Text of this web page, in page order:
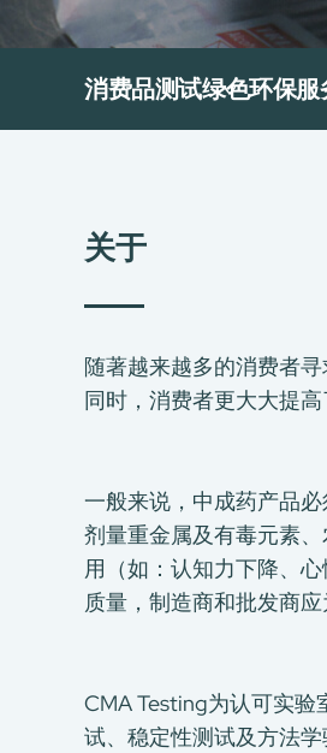
消费品测试绿色环保服
关于
随著越来越多的消费者
同时，消费者更大大提
一般来说，中成药产品
剂量重金属及有毒元素
用（如：认知力下降、
质量，制造商和批发商
CMA Testing为认可实验
试、稳定性测试及方法学